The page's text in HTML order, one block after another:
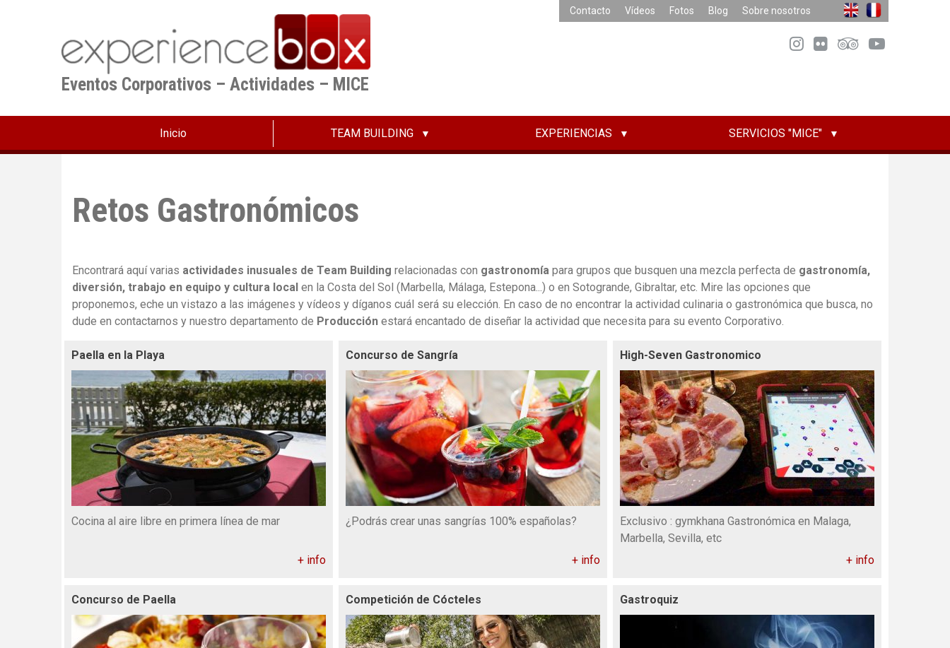
Eventos Corporativos – Actividades – MICE
Contacto Vídeos Fotos Blog Sobre nosotros
Inicio TEAM BUILDING EXPERIENCIAS SERVICIOS "MICE"
Retos Gastronómicos
Encontrará aquí varias actividades inusuales de Team Building relacionadas con gastronomía para grupos que busquen una mezcla perfecta de gastronomía,
diversión, trabajo en equipo y cultura local en la Costa del Sol (Marbella, Málaga, Estepona...) o en Sotogrande, Gibraltar, etc. Mire las opciones que
proponemos, eche un vistazo a las imágenes y vídeos y díganos cuál será su elección. En caso de no encontrar la actividad culinaria o gastronómica que busca, no
dude en contactarnos y nuestro departamento de Producción estará encantado de diseñar la actividad que necesita para su evento Corporativo.
Paella en la Playa
Cocina al aire libre en primera línea de mar
+ info
Concurso de Sangría
¿Podrás crear unas sangrías 100% españolas?
+ info
High-Seven Gastronomico
Exclusivo : gymkhana Gastronómica en Malaga,
Marbella, Sevilla, etc
+ info
Concurso de Paella Competición de Cócteles Gastroquiz